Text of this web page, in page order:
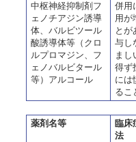
中枢神経抑制剤フ
ェノチアジン誘導
体、バルビツール
酸誘導体等（クロ
ルプロマジン、フ
ェノバルビタール
等）アルコール
併用
用が
とが
与し
まし
得ず
には
るこ
薬剤名等
臨床
法